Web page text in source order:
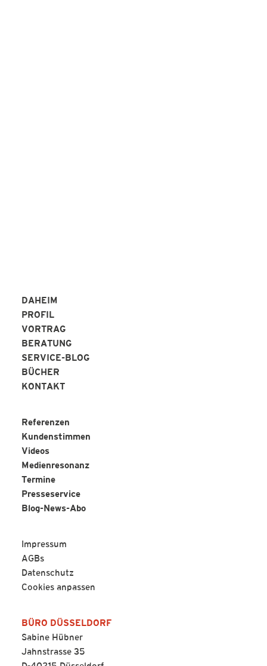
DAHEIM
PROFIL
VORTRAG
BERATUNG
SERVICE-BLOG
BÜCHER
KONTAKT
Referenzen
Kundenstimmen
Videos
Medienresonanz
Termine
Presseservice
Blog-News-Abo
Impressum
AGBs
Datenschutz
Cookies anpassen
BÜRO DÜSSELDORF
Sabine Hübner
Jahnstrasse 35